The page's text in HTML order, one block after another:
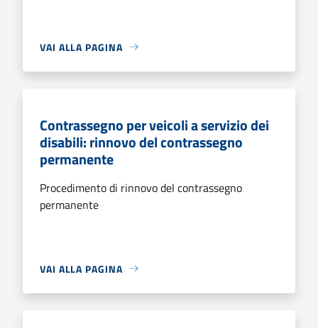
VAI ALLA PAGINA
Contrassegno per veicoli a servizio dei
disabili: rinnovo del contrassegno
permanente
Procedimento di rinnovo del contrassegno
permanente
VAI ALLA PAGINA